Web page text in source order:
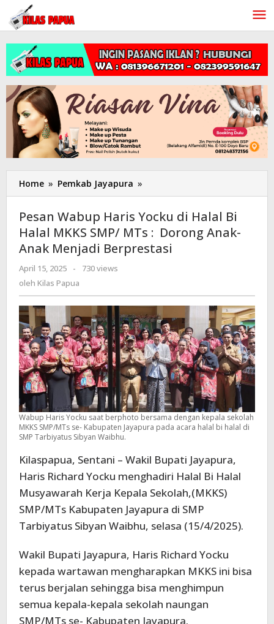
Lewati
konten
Home » Pemkab Jayapura »
Wabup
Haris
Yocku
di
Halal
SMP/
MTs
:
Dorong
Anak-
Anak
Menjadi
Berprestasi
Pesan Wabup Haris Yocku di Halal Bi
Halal MKKS SMP/ MTs : Dorong Anak-
Anak Menjadi Berprestasi
April 15, 2025
oleh
Kilas
-
730 views
oleh Kilas Papua
Wabup Haris Yocku saat berphoto bersama dengan kepala sekolah
MKKS SMP/MTs se- Kabupaten Jayapura pada acara halal bi halal di
SMP Tarbiyatus Sibyan Waibhu.
Kilaspapua, Sentani – Wakil Bupati Jayapura,
Haris Richard Yocku menghadiri Halal Bi Halal
Musyawarah Kerja Kepala Sekolah,(MKKS)
SMP/MTs Kabupaten Jayapura di SMP
Tarbiyatus Sibyan Waibhu, selasa (15/4/2025).
Wakil Bupati Jayapura, Haris Richard Yocku
kepada wartawan mengharapkan MKKS ini bisa
terus berjalan sehingga bisa menghimpun
semua kepala-kepala sekolah naungan
SMP/MTs se- Kabupaten Jayapura.